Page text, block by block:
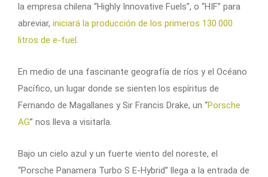
la empresa chilena “Highly Innovative Fuels”, o “HIF” para
abreviar, iniciará la producción de los primeros 130.000
litros de e-fuel.
En medio de una fascinante geografía de ríos y el Océano
Pacífico, un lugar donde se sienten los espíritus de
Fernando de Magallanes y Sir Francis Drake, un “Porsche
AG” nos lleva a visitarla.
Bajo un cielo azul y un fuerte viento del noreste, el
“Porsche Panamera Turbo S E-Hybrid” llega a la entrada de